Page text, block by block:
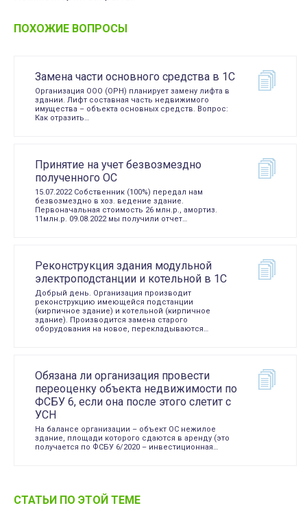
ПОХОЖИЕ ВОПРОСЫ
Замена части основного средства в 1С
Организация ООО (ОРН) планирует замену лифта в
здании. Лифт составная часть недвижимого
имущества – объекта основных средств. Вопрос:
Как отразить…
Принятие на учет безвозмездно
полученного ОС
15.07.2022 Собственник (100%) передал нам
безвозмездно в хоз. ведение здание.
Первоначальная стоимость 26 млн.р., амортиз.
11млн.р. 09.08.2022 мы получили отчет…
Реконструкция здания модульной
электроподстанции и котельной в 1С
Добрый день. Организация производит
реконструкцию имеющейся подстанции
(кирпичное здание) и котельной (кирпичное
здание). Производится замена старого
оборудования на новое, перекладываются…
Обязана ли организация провести
переоценку объекта недвижимости по
ФСБУ 6, если она после этого слетит с
УСН
На балансе организации – объект ОС нежилое
здание, площади которого сдаются в аренду (это
получается по ФСБУ 6/2020 – инвестиционная…
СТАТЬИ ПО ЭТОЙ ТЕМЕ